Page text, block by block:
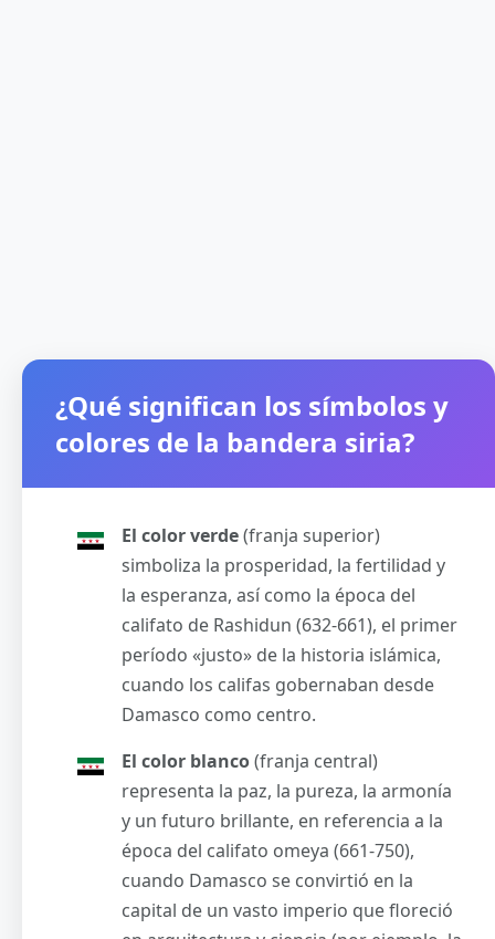
¿Qué significan los símbolos y
colores de la bandera siria?
El color verde(franja superior)
simboliza la prosperidad, la fertilidad y
la esperanza, así como la época del
califato de Rashidun (632-661), el primer
período «justo» de la historia islámica,
cuando los califas gobernaban desde
Damasco como centro.
El color blanco(franja central)
representa la paz, la pureza, la armonía
y un futuro brillante, en referencia a la
época del califato omeya (661-750),
cuando Damasco se convirtió en la
capital de un vasto imperio que floreció